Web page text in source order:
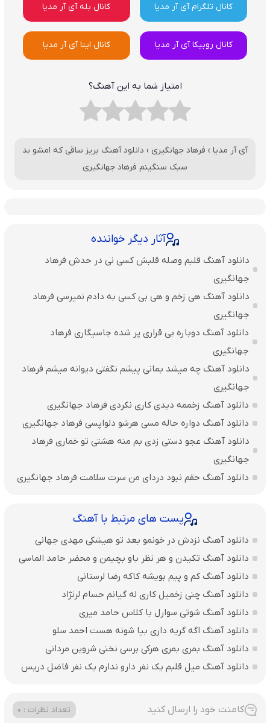
کانال تلگرام آی آر مدیا کانال بله آی آر مدیا
کانال روبیکا آی آر مدیا کانال ایتا آی آر مدیا
امتیاز شما به این آهنگ؟
آی آر مدیا › فرهاد جهانگیری › دانلود آهنگ بریز ساقی که امشو بد
سبک سنگینم فرهاد جهانگیری
آثار دیگر خواننده
دانلود آهنگ قلبم وصله قلبش کسی نی در حدش فرهاد
جهانگیری
دانلود آهنگ هی زخم و هی بی کسی به دادم نمیرسی فرهاد
جهانگیری
دانلود آهنگ دوباره بی قراری پر شده جاسیگاری فرهاد
جهانگیری
دانلود آهنگ چه میشد بمانی پیشم نگفتی دیوانه میشم فرهاد
جهانگیری
دانلود آهنگ زخممه دیدی کاری نکردی فرهاد جهانگیری
دانلود آهنگ دواره حاله مسی هرشو دلواپسی فرهاد جهانگیری
دانلود آهنگ عجو دستی زدی بم منه هشتی تو خماری فرهاد
جهانگیری
دانلود آهنگ حقم نبود دردای من سرت سلامت فرهاد جهانگیری
پست های مرتبط با آهنگ
دانلود آهنگ نزدش در خونمو بعد تو هیشکی مهدی جهانی
دانلود آهنگ تکیدن و هر نظر باو بچیمن و محضر حامد الماسی
دانلود آهنگ کم و پیم بویشه کاکه رضا لرستانی
دانلود آهنگ چنی زخمیل کاری له گیانم حسام لرنژاد
دانلود آهنگ شوتی سوارل با کلاس حامد میری
دانلود آهنگ اگه گریه داری بیا شونه هست احمد سلو
دانلود آهنگ بمری بمری هرکی برسی نخنی شروین مردانی
دانلود آهنگ میل قلبم یک نفر دارو ندارم یک نفر فاضل دریس
کامنت خود را ارسال کنید تعداد نظرات : 0